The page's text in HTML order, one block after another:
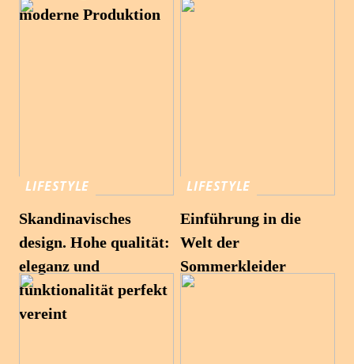
moderne Produktion
LIFESTYLE
Skandinavisches
design. Hohe qualität:
eleganz und
funktionalität perfekt
vereint
LIFESTYLE
Einführung in die
Welt der
Sommerkleider